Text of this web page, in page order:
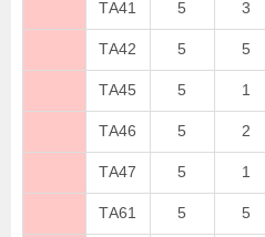
TA41 5 3
TA42 5 5
TA45 5 1
TA46 5 2
TA47 5 1
TA61 5 5